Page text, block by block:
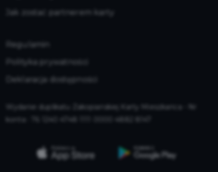
Jak zostać partnerem karty
Regulamin
Polityka prywatności
Deklaracja dostępności
Wydanie duplikatu Zakopiańskiej Karty Mieszkańca - Nr